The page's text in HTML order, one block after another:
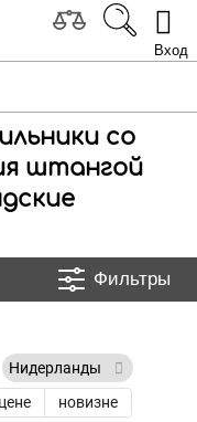
Вход
со
штангой
Фильтры
Нидерланды
цене новизне